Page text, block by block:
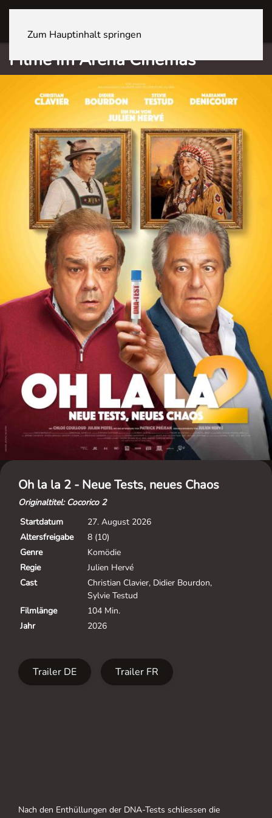
Zum Hauptinhalt springen
Filme im Arena Cinemas
Oh la la 2 - Neue Tests, neues Chaos
Originaltitel: Cocorico 2
Startdatum
27. August 2026
Altersfreigabe
8 (10)
Genre
Komödie
Regie
Julien Hervé
Cast
Christian Clavier, Didier Bourdon,
Sylvie Testud
Filmlänge
104 Min.
Jahr
2026
Trailer DE Trailer FR
Nach den Enthüllungen der DNA-Tests schliessen die